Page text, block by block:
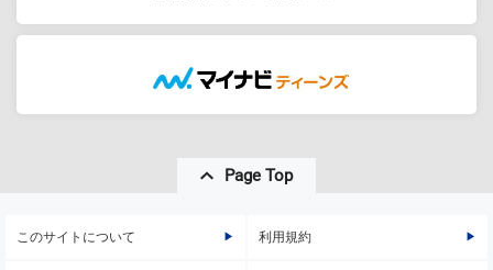
Page Top
このサイトについて 利用規約